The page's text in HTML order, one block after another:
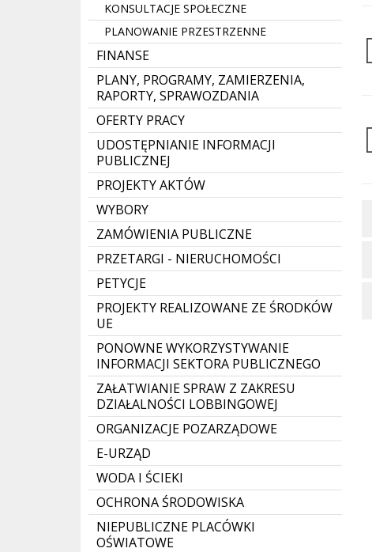
KONSULTACJE SPOŁECZNE
PLANOWANIE PRZESTRZENNE
FINANSE
PLANY, PROGRAMY, ZAMIERZENIA,
RAPORTY, SPRAWOZDANIA
OFERTY PRACY
UDOSTĘPNIANIE INFORMACJI
PUBLICZNEJ
PROJEKTY AKTÓW
WYBORY
ZAMÓWIENIA PUBLICZNE
PRZETARGI - NIERUCHOMOŚCI
PETYCJE
PROJEKTY REALIZOWANE ZE ŚRODKÓW
UE
PONOWNE WYKORZYSTYWANIE
INFORMACJI SEKTORA PUBLICZNEGO
ZAŁATWIANIE SPRAW Z ZAKRESU
DZIAŁALNOŚCI LOBBINGOWEJ
ORGANIZACJE POZARZĄDOWE
E-URZĄD
WODA I ŚCIEKI
OCHRONA ŚRODOWISKA
NIEPUBLICZNE PLACÓWKI
OŚWIATOWE